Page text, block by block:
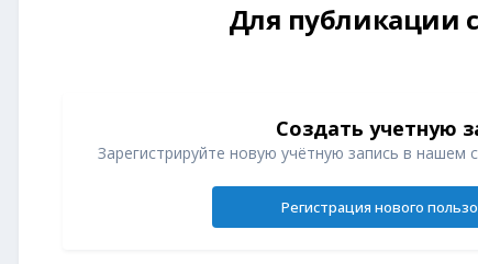
Для публикации
Создать учетную
Зарегистрируйте новую учётную запись в нашем
Регистрация нового